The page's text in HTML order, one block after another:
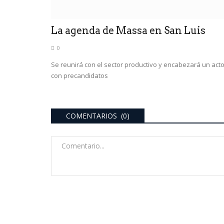
La agenda de Massa en San Luis
0
Se reunirá con el sector productivo y encabezará un acto
con precandidatos
COMENTARIOS (0)